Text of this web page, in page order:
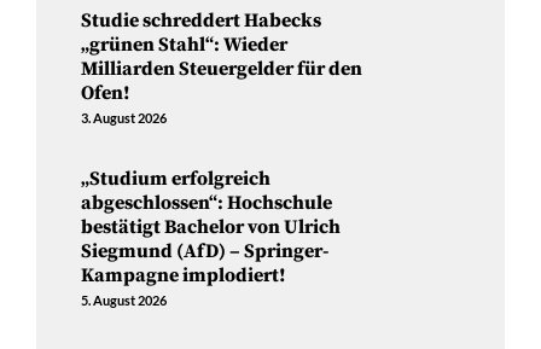
Studie schreddert Habecks
„grünen Stahl“: Wieder
Milliarden Steuergelder für den
Ofen!
3. August 2026
„Studium erfolgreich
abgeschlossen“: Hochschule
bestätigt Bachelor von Ulrich
Siegmund (AfD) – Springer-
Kampagne implodiert!
5. August 2026